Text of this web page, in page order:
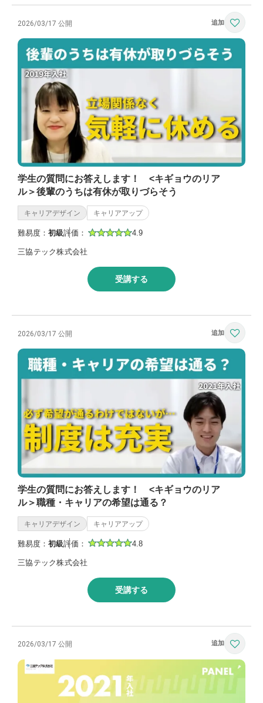
2026/03/17 公開
学生の質問にお答えします！ <キギョウのリア
ル＞後輩のうちは有休が取りづらそう
キャリアデザイン キャリアアップ
難易度： 初級評価： 4.9
三協テック株式会社
受講する
2026/03/17 公開
学生の質問にお答えします！ <キギョウのリア
ル＞職種・キャリアの希望は通る？
キャリアデザイン キャリアアップ
難易度： 初級評価： 4.8
三協テック株式会社
受講する
2026/03/17 公開